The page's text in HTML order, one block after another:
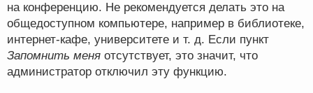
на конференцию. Не рекомендуется делать это на
общедоступном компьютере, например в библиотеке,
интернет-кафе, университете и т. д. Если пункт
Запомнить меня отсутствует, это значит, что
администратор отключил эту функцию.